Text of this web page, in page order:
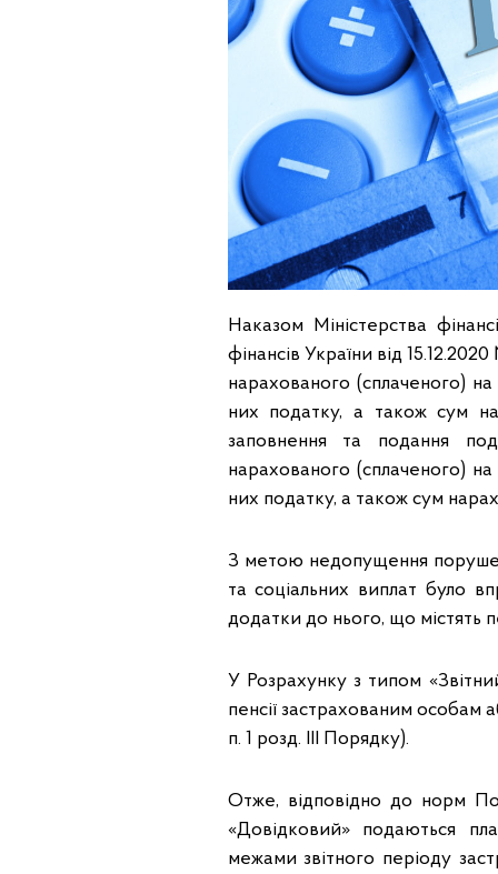
Наказом Міністерства
фінансів України від
нарахованого (сплаченого)
них податку, а також сум
заповнення та подання
нарахованого (сплаченого)
них податку, а також сум
З метою недопущення
та соціальних виплат було
додатки до нього, що містять
У Розрахунку з типом
пенсії застрахованим особам
п. 1 розд. ІІІ Порядку).
Отже, відповідно до норм
«Довідковий» подаються
межами звітного періоду